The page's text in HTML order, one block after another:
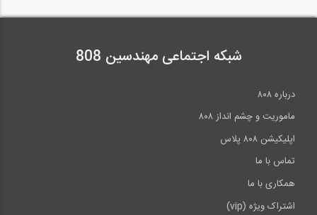
شبکه اجتماعی مهندسین 808
درباره ۸۰۸
ماموریت و چشم انداز ۸۰۸
اپلیکیشن ۸۰۸ پلاس
تماس با ما
همکاری با ما
اشتراک ویژه (vip)